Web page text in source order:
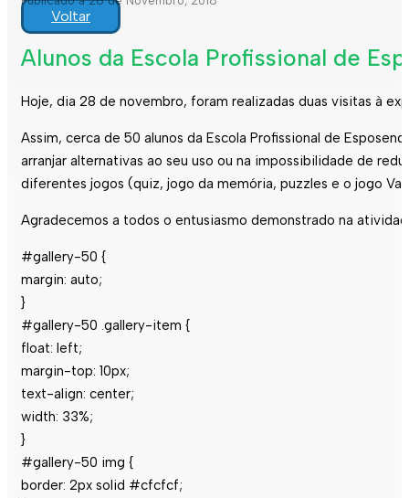
Voltar
Alunos da Escola Profissional de
Hoje, dia 28 de novembro, foram realizadas duas visitas à
Assim, cerca de 50 alunos da Escola Profissional de
arranjar alternativas ao seu uso ou na impossibilidade de
diferentes jogos (quiz, jogo da memória, puzzles e o jogo
Agradecemos a todos o entusiasmo demonstrado na
#gallery-50 {
margin: auto;
}
#gallery-50 .gallery-item {
float: left;
margin-top: 10px;
text-align: center;
width: 33%;
}
#gallery-50 img {
border: 2px solid #cfcfcf;